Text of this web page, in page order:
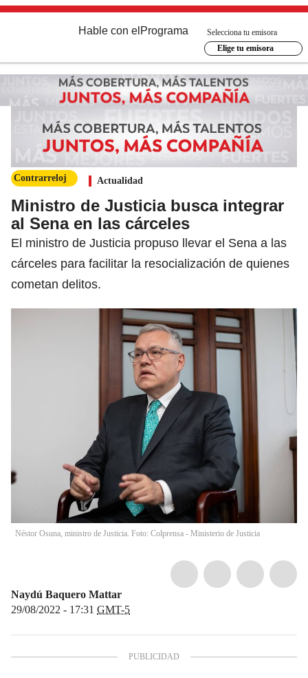
Hable con el Programa
Selecciona tu emisora
Elige tu emisora
Contrarreloj Actualidad
Ministro de Justicia busca integrar
al Sena en las cárceles
El ministro de Justicia propuso llevar el Sena a las
cárceles para facilitar la resocialización de quienes
cometan delitos.
Néstor Osuna, ministro de Justicia. Foto: Colprensa - Ministerio de Justicia
Naydú Baquero Mattar
29/08/2022 - 17:31 GMT-5